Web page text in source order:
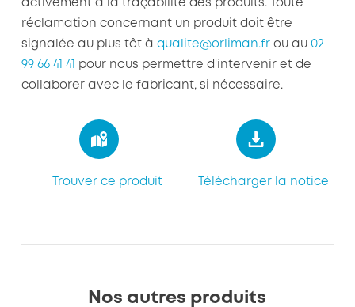
activement à la traçabilité des produits. Toute
réclamation concernant un produit doit être
signalée au plus tôt à qualite@orliman.frou au 02
99 66 41 41
pour nous permettre d'intervenir et de
collaborer avec le fabricant, si nécessaire.
Trouver ce produit Télécharger la notice
Nos autres produits